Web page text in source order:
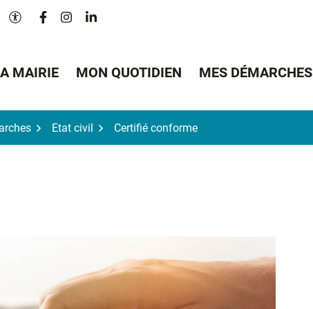
Paramètres d'accessibilité
Lien vers le compte Facebook
Lien vers le compte Instagram
Lien vers le compte Linkedin
MAIRIE MON QUOTIDIEN MES DÉMARCHES
Etat civil Certifié conforme